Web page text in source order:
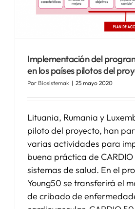
APOYO I+D+I
NOTICIAS
Implementación del
en los países pilotos del
Por Biosistemak | 25 mayo 2020
Lituania, Rumania y
piloto del proyecto, han
varias actividades para
buena práctica de CARDIO
sistemas de salud. En el
Young50 se transferirá el
de cribado de